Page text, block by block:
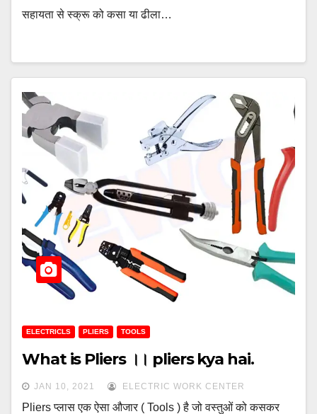
सहायता से स्क्रू को कसा या ढीला…
ELECTRICLS PLIERS TOOLS
What is Pliers ।। pliers kya hai.
JAN 10, 2021 ELECTRIC WORK CENTER
Pliers प्लास एक ऐसा औजार ( Tools ) है जो वस्‍तुओं को कसकर